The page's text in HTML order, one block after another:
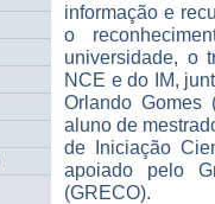
informação e
o
universidade, o
NCE e do IM,
Orlando Gomes
aluno de
de Iniciação
apoiado pelo
(GRECO).